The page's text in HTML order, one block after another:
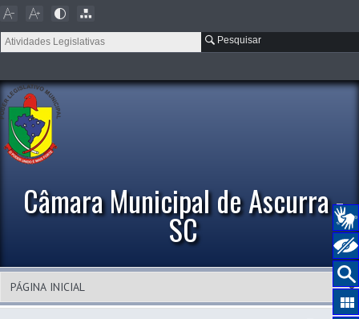
Pesquisar
Câmara Municipal de Ascurra -
SC